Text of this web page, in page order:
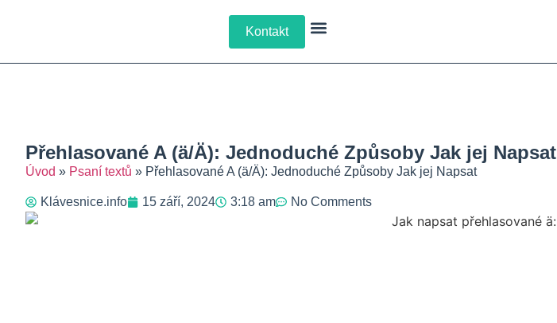
Kontakt
Přehlasované A (ä/Ä): Jednoduché Způsoby Jak jej Napsat
Úvod » Psaní textů » Přehlasované A (ä/Ä): Jednoduché Způsoby Jak jej Napsat
Klávesnice.info 15 září, 2024 3:18 am No Comments